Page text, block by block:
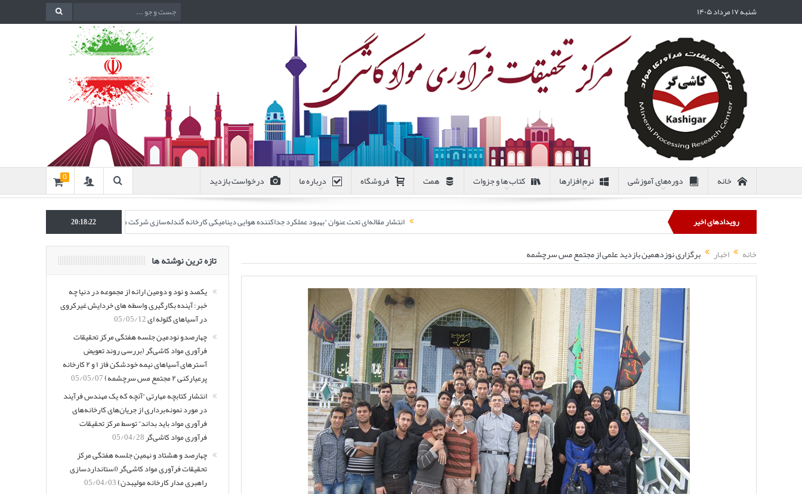
شنبه ۱۷ مرداد ۱۴۰۵
خانه دوره‌های آموزشی نرم افزارها کتاب ها و جزوات همت فروشگاه درباره ما درخواست بازدید 0
رویدادهای اخیر انتشار مقاله‌ای تحت عنوان “بهبود عملکرد جداکننده هوایی دینامیکی کارخانه گندله‌سازی شرکت معدنی و صنعتی گل‌گهر” در نشریه
20:18:23
خانه اخبار برگزاری نوزدهمین بازدید علمی از مجتمع مس سرچشمه تازه ترین نوشته ها
یکصد و نود و دومین ارائه از مجموعه در دنیا چه
خبر: آینده بکارگیری واسطه های خردایش غیرکروی
در آسیاهای گلوله ای05/05/12
چهارصدو نودمین جلسه هفتگی مرکز تحقیقات
فرآوری مواد کاشی‌گر (بررسی روند تعویض
آسترهای آسیاهای نیمه خودشکن فاز ۱ و ۲ کارخانه
پرعیارکنی ۲ مجتمع مس سرچشمه)
05/05/07
انتشار کتابچه مهارتی “آنچه که یک مهندس فرآیند
در مورد نمونه‌برداری از جریان‌های کارخانه‌های
فرآوری مواد باید بداند” توسط مرکز تحقیقات
فرآوری مواد کاشی‌گر05/04/28
چهارصد و هشتاد و نهمین جلسه هفتگی مرکز
تحقیقات فرآوری مواد کاشی‌گر (استانداردسازی
راهبری مدار کارخانه مولیبدن)05/04/03